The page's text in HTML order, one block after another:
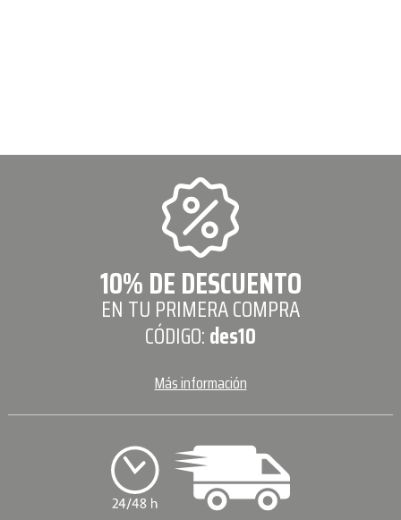
10% DE DESCUENTO
EN TU PRIMERA COMPRA
CÓDIGO:des10
Más información